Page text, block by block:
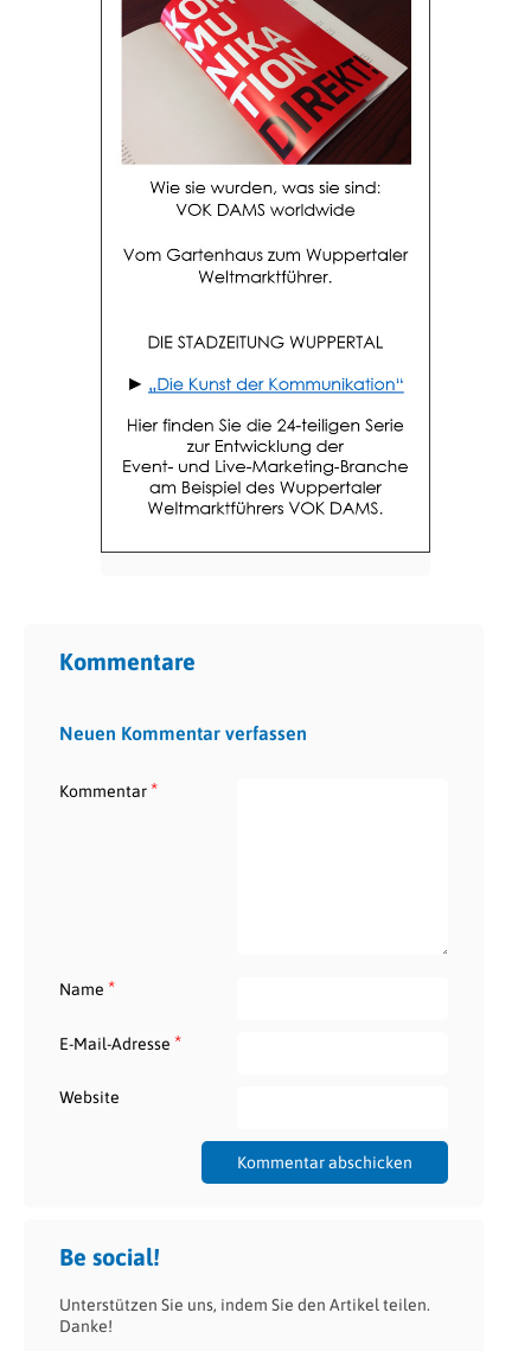
Kommentare
Neuen Kommentar verfassen
Kommentar*
Name *
E-Mail-Adresse *
Website
Be social!
Unterstützen Sie uns, indem Sie den Artikel teilen.
Danke!